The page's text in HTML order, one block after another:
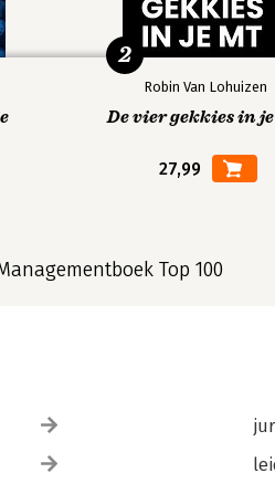
Robin Van Lohuizen
De vier gekkies in
27,99
2
Top 100